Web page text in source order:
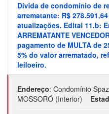
Dívida de condomínio de
arrematante: R$
atualizações. Edital 11.b:
ARREMATANTE
pagamento de MULTA de
5% do valor arrematado,
leiloeiro.
Endereço: Condomínio
MOSSORÓ (Interior)